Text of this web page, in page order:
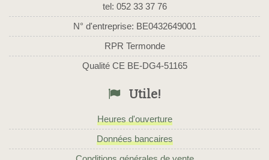
tel: 052 33 37 76
N° d'entreprise: BE0432649001
RPR Termonde
Qualité CE BE-DG4-51165
Utile!
Heures d'ouverture
Données bancaires